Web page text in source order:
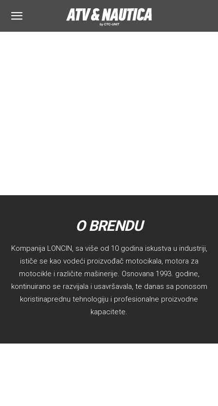
O BRENDU
Kompanija LONCIN, sa više od 10 godina iskustva u industriji,
ističe se kao vodeći proizvođač motocikala, motora za
motocikle i različite mašinerije. Osnovana 1993. godine,
kontinuirano se razvijala i usavršavala, te danas sa ponosom
koristinaprednu tehnologiju i profesionalne proizvodne
kapacitete.